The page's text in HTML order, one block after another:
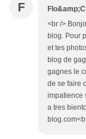
F
<br />
blog. Pour
et tes
blog de
gagnes le
de se faire
impatience
a tres